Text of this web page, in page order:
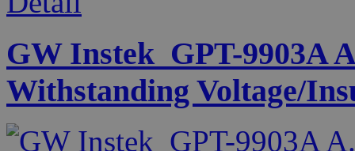
GW Instek_GPT-9903A
Withstanding Voltage/